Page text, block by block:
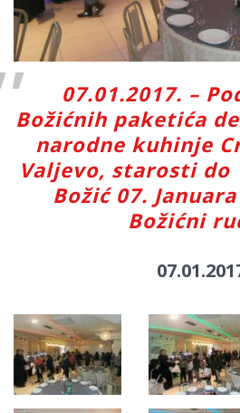
07.01.2017. –
Božićnih paketića
narodne kuhinje
Valjevo, starosti do
Božić 07.
Božićni